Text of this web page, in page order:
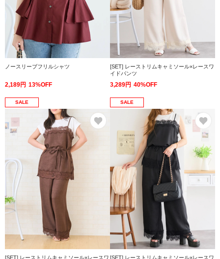
ノースリーブフリルシャツ
2,189円 13%OFF
[SET] レーストリムキャミソール×レースワ
イドパンツ
3,289円 40%OFF
SALE
[SET] レーストリムキャミソール×レースワ
SALE
[SET] レーストリムキャミソール×レースワ